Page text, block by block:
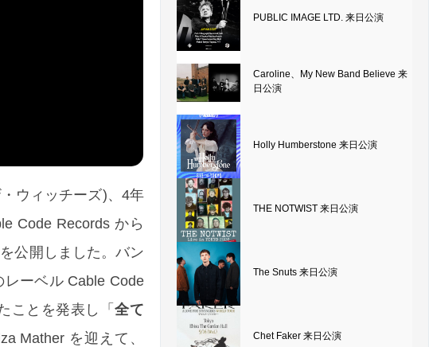
ウィッチーズ)、4年
Code Records から
公開しました。バン
レーベル Cable Code
ことを発表し「全て
Mather を迎えて、
PUBLIC IMAGE LTD. 来日公演
Caroline、My New Band Believe 来
日公演
Holly Humberstone 来日公演
THE NOTWIST 来日公演
The Snuts 来日公演
Chet Faker 来日公演